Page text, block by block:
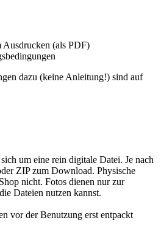
Ausdrucken (als PDF)
dazu (keine Anleitung!) sind auf
um eine rein digitale Datei. Je nach
ZIP zum Download. Physische
nicht. Fotos dienen nur zur
Dateien nutzen kannst.
vor der Benutzung erst entpackt